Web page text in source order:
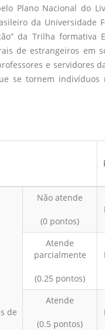
Plano Nacional do
da Universidade
da Trilha formativa
de estrangeiros em
e servidores
se tornem
de
Não atende
(0 pontos)
Atende
parcialmente
(0.25 pontos)
Atende
(0.5 pontos)